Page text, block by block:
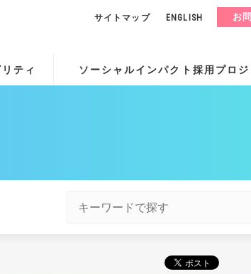
ティ ソーシャルインパクト採用プロジ
サイトマップ ENGLISH お